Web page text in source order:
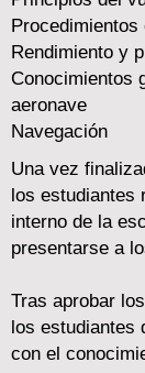
Procedimientos
Rendimiento y
Conocimientos
aeronave
Navegación
Una vez
los estudiantes
interno de la
presentarse a
Tras aprobar
los estudiantes
con el